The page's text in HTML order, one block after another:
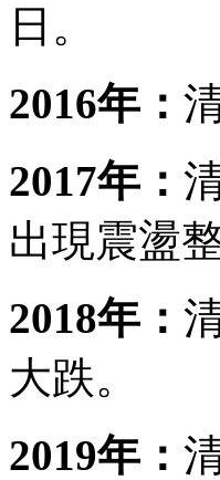
日。
2016年：
2017年：
出現震盪整
2018年：
大跌。
2019年：